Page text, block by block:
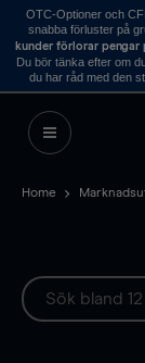
OTC-Optioner och
snabba förluster på
kunder förlorar pengar
Du bör tänka efter om
du har råd med den
Home